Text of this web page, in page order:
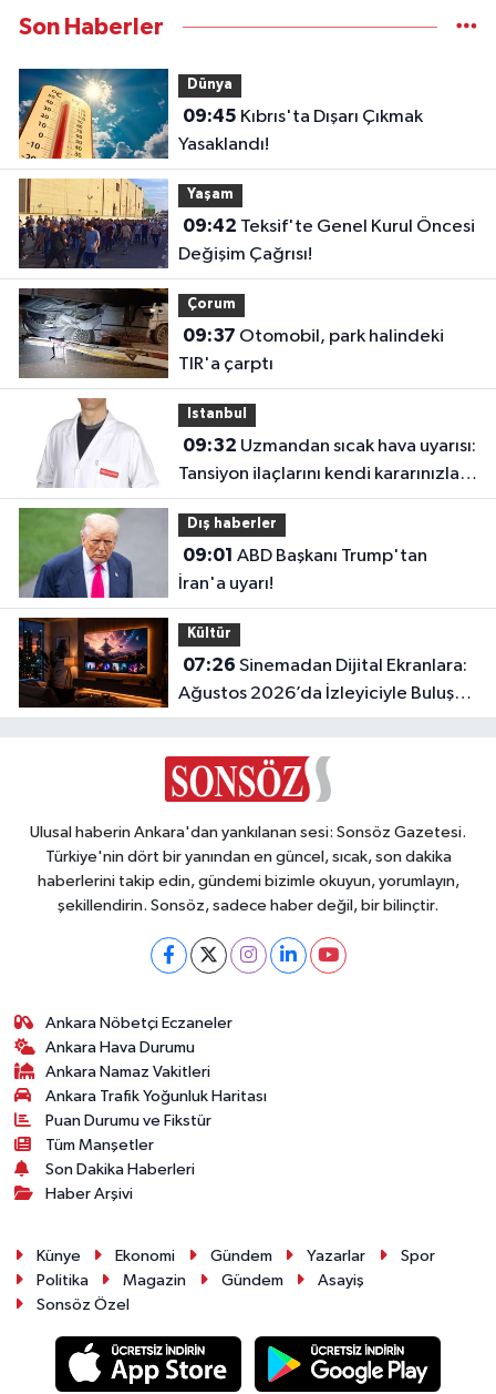
Son Haberler
Dünya
09:45
Yasaklandı!
Yaşam
09:42
Değişim Çağrısı!
Çorum
09:37
TIR'a çarptı
Istanbul
09:32
Tansiyon ilaçlarını kendi kararınızla
değiştirmeyin
Dış haberler
09:01
İran'a uyarı!
Kültür
07:26
Ağustos 2026’da İzleyiciyle Buluşan
En İddialı Yapımlar
Ulusal haberin Ankara'dan yankılanan sesi: Sonsöz Gazetesi.
Türkiye'nin dört bir yanından en güncel, sıcak, son dakika
haberlerini takip edin, gündemi bizimle okuyun, yorumlayın,
şekillendirin. Sonsöz, sadece haber değil, bir bilinçtir.
Ankara Nöbetçi Eczaneler
Ankara Hava Durumu
Ankara Namaz Vakitleri
Ankara Trafik Yoğunluk Haritası
Puan Durumu ve Fikstür
Tüm Manşetler
Son Dakika Haberleri
Haber Arşivi
Künye Ekonomi Gündem Yazarlar
Spor
Politika
Magazin Gündem
Asayiş
Sonsöz Özel